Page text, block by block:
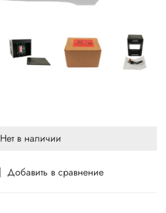
Добавить в сравнение
Нет в наличии